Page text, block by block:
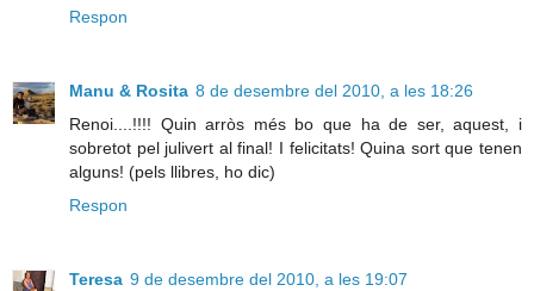
Respon
Manu & Rosita 8 de desembre del 2010, a les 18:26
Renoi....!!!! Quin arròs més bo que ha de ser, aquest, i
sobretot pel julivert al final! I felicitats! Quina sort que tenen
alguns! (pels llibres, ho dic)
Respon
Teresa 9 de desembre del 2010, a les 19:07